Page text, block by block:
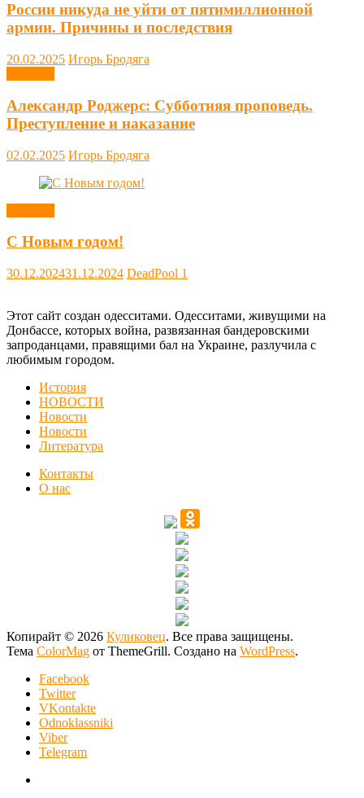
России никуда не уйти от пятимиллионной
армии. Причины и последствия
20.02.2025 Игорь Бродяга
Александр Роджерс: Субботняя проповедь.
Преступление и наказание
02.02.2025 Игорь Бродяга
С Новым годом!
30.12.202431.12.2024 DeadPool 1
Этот сайт создан одесситами. Одесситами, живущими на
Донбассе, которых война, развязанная бандеровскими
запроданцами, правящими бал на Украине, разлучила с
любимым городом.
История
НОВОСТИ
Новости
Новости
Литература
Контакты
О нас
Копирайт © 2026 Куликовец. Все права защищены.
Тема ColorMag от ThemeGrill. Создано на WordPress.
Facebook
Twitter
VKontakte
Odnoklassniki
Viber
Telegram